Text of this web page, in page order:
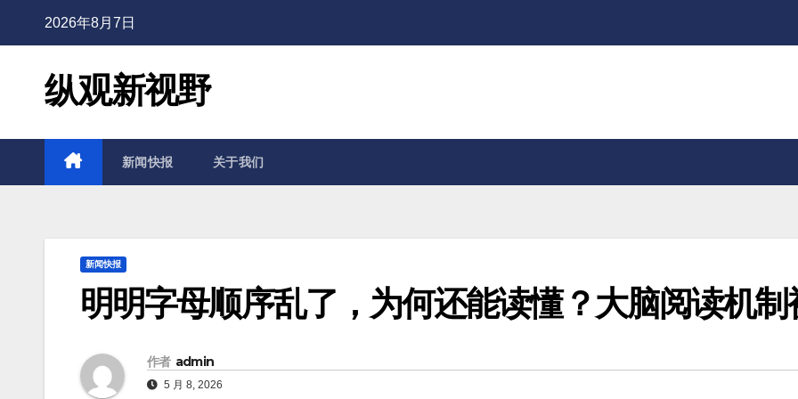
2026年8月7日
纵观新视野
新闻快报 关于我们
新闻快报
明明字母顺序乱了，为何还能读懂？大脑阅读机制
作者 admin
5 月 8, 2026